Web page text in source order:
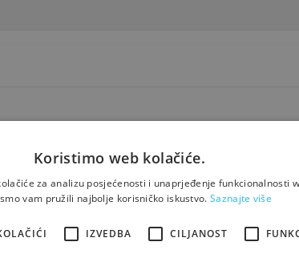
Fotografije proizvoda ilustrativne su prirode i ne moraju nužno
cijenama i raspoloživim količinama proizvoda.
Možda će Vas zanimati i...
Koristimo web kolačiće.
za analizu posjećenosti i unaprjeđenje funkcionalnosti
vam pružili najbolje korisničko iskustvo. Saznajte više
IZVEDBA CILJANOST